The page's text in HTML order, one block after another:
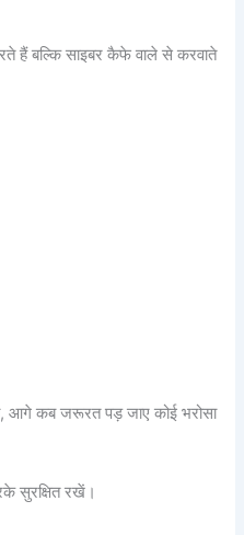
हैं बल्कि साइबर कैफे वाले से करवाते
आगे कब जरूरत पड़ जाए कोई भरोसा
सुरक्षित रखें।